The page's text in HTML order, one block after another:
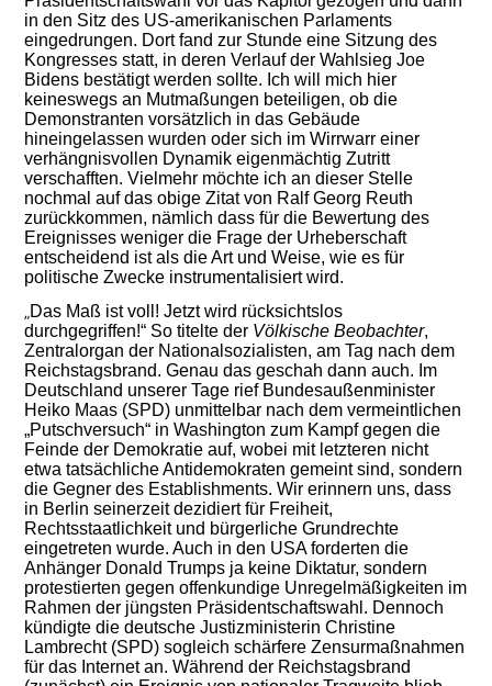
in den Sitz des US-amerikanischen Parlaments
eingedrungen. Dort fand zur Stunde eine Sitzung des
Kongresses statt, in deren Verlauf der Wahlsieg Joe
Bidens bestätigt werden sollte. Ich will mich hier
keineswegs an Mutmaßungen beteiligen, ob die
Demonstranten vorsätzlich in das Gebäude
hineingelassen wurden oder sich im Wirrwarr einer
verhängnisvollen Dynamik eigenmächtig Zutritt
verschafften. Vielmehr möchte ich an dieser Stelle
nochmal auf das obige Zitat von Ralf Georg Reuth
zurückkommen, nämlich dass für die Bewertung des
Ereignisses weniger die Frage der Urheberschaft
entscheidend ist als die Art und Weise, wie es für
politische Zwecke instrumentalisiert wird.
„Das Maß ist voll! Jetzt wird rücksichtslos
durchgegriffen!“ So titelte der Völkische Beobachter,
Zentralorgan der Nationalsozialisten, am Tag nach dem
Reichstagsbrand. Genau das geschah dann auch. Im
Deutschland unserer Tage rief Bundesaußenminister
Heiko Maas (SPD) unmittelbar nach dem vermeintlichen
„Putschversuch“ in Washington zum Kampf gegen die
Feinde der Demokratie auf, wobei mit letzteren nicht
etwa tatsächliche Antidemokraten gemeint sind, sondern
die Gegner des Establishments. Wir erinnern uns, dass
in Berlin seinerzeit dezidiert für Freiheit,
Rechtsstaatlichkeit und bürgerliche Grundrechte
eingetreten wurde. Auch in den USA forderten die
Anhänger Donald Trumps ja keine Diktatur, sondern
protestierten gegen offenkundige Unregelmäßigkeiten im
Rahmen der jüngsten Präsidentschaftswahl. Dennoch
kündigte die deutsche Justizministerin Christine
Lambrecht (SPD) sogleich schärfere Zensurmaßnahmen
für das Internet an. Während der Reichstagsbrand